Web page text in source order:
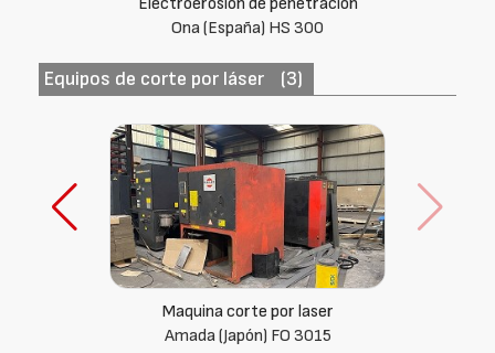
Ona (España) HS 300
Equipos de corte por láser (3)
Láser por fibra
Bodor P-1530